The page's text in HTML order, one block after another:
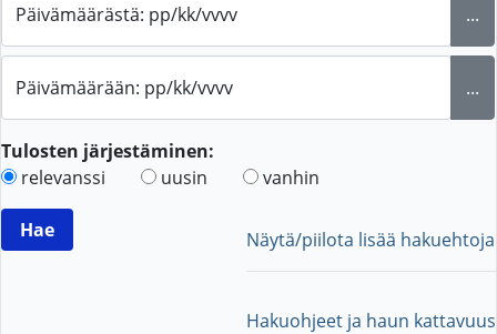
Päivämäärästä: pp/kk/vvvv ...
Päivämäärään: pp/kk/vvvv ...
Tulosten järjestäminen:
relevanssi
uusin vanhin
Näytä/piilota lisää hakuehtoja
Hakuohjeet ja haun kattavuus